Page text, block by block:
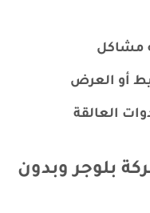
مشاكل
أو العرض
العالقة
بلوجر وبدون